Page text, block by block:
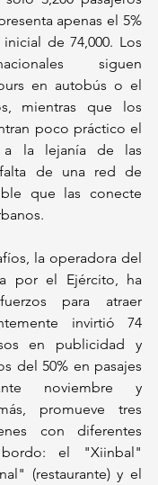
apenas el 5%
de 74,000. Los
siguen
en autobús o el
mientras que los
poco práctico el
a la lejanía de las
de una red de
que las conecte
la operadora del
por el Ejército, ha
para atraer
invirtió 74
en publicidad y
del 50% en pasajes
noviembre y
promueve tres
con diferentes
el "Xiinbal"
(restaurante) y el